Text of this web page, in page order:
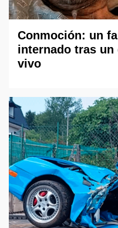
Conmoción: un
internado tras
vivo